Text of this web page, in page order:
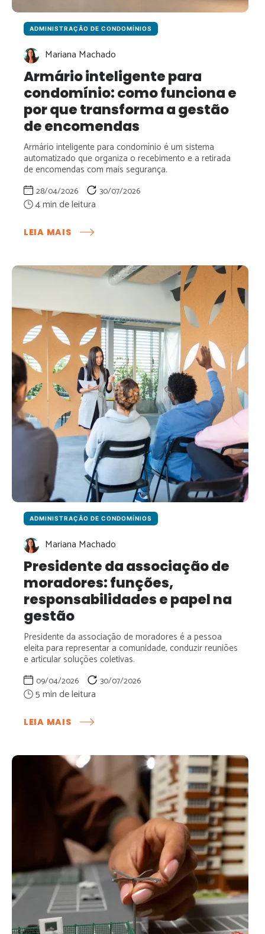
ADMINISTRAÇÃO DE CONDOMÍNIOS
Mariana Machado
Armário inteligente para
condomínio: como funciona e
por que transforma a gestão
de encomendas
Armário inteligente para condomínio é um sistema
automatizado que organiza o recebimento e a retirada
de encomendas com mais segurança.
28/04/2026 30/07/2026
LEIA MAIS
ARMÁRIO
PARA
CONDOMÍNIO:
E
POR
QUE
TRANSFORMA
GESTÃO
DE
ENCOMENDAS
ADMINISTRAÇÃO DE CONDOMÍNIOS
Mariana Machado
Presidente da associação de
moradores: funções,
responsabilidades e papel na
gestão
Presidente da associação de moradores é a pessoa
eleita para representar a comunidade, conduzir reuniões
e articular soluções coletivas.
09/04/2026 30/07/2026
LEIA MAIS
PRESIDENTE
ASSOCIAÇÃO
DE
MORADORES:
FUNÇÕES,
RESPONSABILIDADES
E
PAPEL
NA
GESTÃO